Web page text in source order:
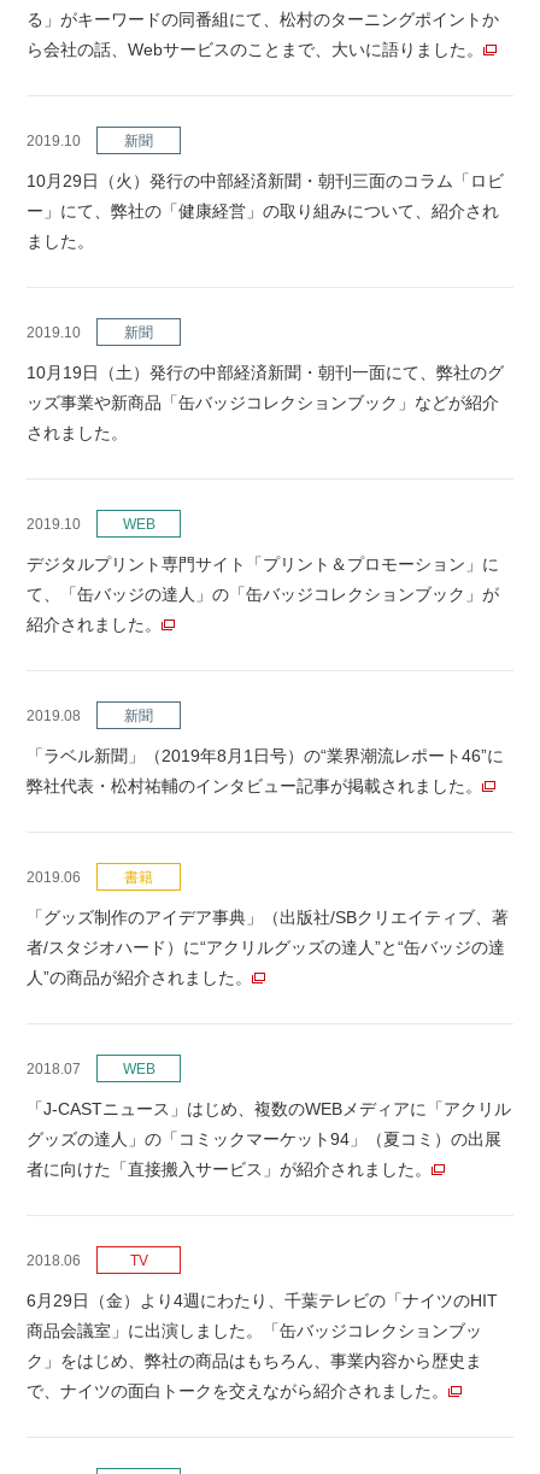
る」がキーワードの同番組にて、松村のターニングポイントか
ら会社の話、Webサービスのことまで、大いに語りました。
2019.10 新聞
10月29日（火）発行の中部経済新聞・朝刊三面のコラム「ロビ
ー」にて、弊社の「健康経営」の取り組みについて、紹介され
ました。
2019.10 新聞
10月19日（土）発行の中部経済新聞・朝刊一面にて、弊社のグ
ッズ事業や新商品「缶バッジコレクションブック」などが紹介
されました。
2019.10 WEB
デジタルプリント専門サイト「プリント＆プロモーション」に
て、「缶バッジの達人」の「缶バッジコレクションブック」が
紹介されました。
2019.08 新聞
「ラベル新聞」（2019年8月1日号）の“業界潮流レポート46”に
弊社代表・松村祐輔のインタビュー記事が掲載されました。
2019.06 書籍
「グッズ制作のアイデア事典」（出版社/SBクリエイティブ、著
者/スタジオハード）に“アクリルグッズの達人”と“缶バッジの達
人”の商品が紹介されました。
2018.07 WEB
「J-CASTニュース」はじめ、複数のWEBメディアに「アクリル
グッズの達人」の「コミックマーケット94」（夏コミ）の出展
者に向けた「直接搬入サービス」が紹介されました。
2018.06 TV
6月29日（金）より4週にわたり、千葉テレビの「ナイツのHIT
商品会議室」に出演しました。「缶バッジコレクションブッ
ク」をはじめ、弊社の商品はもちろん、事業内容から歴史ま
で、ナイツの面白トークを交えながら紹介されました。